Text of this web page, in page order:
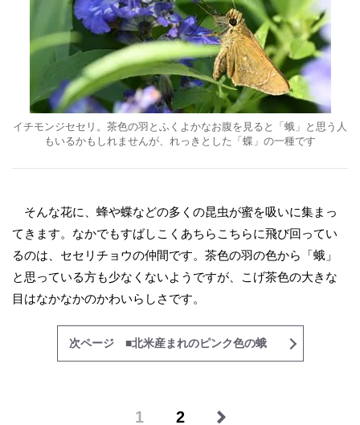
イチモンジセセリ。茶色の羽とふくよかなお腹を見ると「蛾」と思う人
もいるかもしれませんが、れっきとした「蝶」の一種です
そんな花に、蜂や蝶などの多くの昆虫が蜜を吸いに集まっ
てきます。なかでもすばしこくあちらこちらに飛び回ってい
るのは、セセリチョウの仲間です。茶色の羽の色から「蛾」
と思っている方も少なくないようですが、こげ茶色の大きな
目はなかなかのかわいらしさです。
次ページ ■北米産まれのピンク色の蛾
1 2